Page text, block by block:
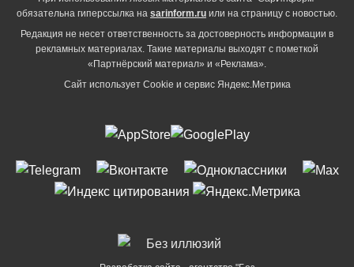
обязательна гиперссылка на sarinform.ru или на страницу с новостью.
Редакция не несет ответственность за достоверность информации в
рекламных материалах. Такие материалы выходят с пометкой
«Партнёрский материал» и «Реклама».
Сайт использует Cookie и сервиc Яндекс.Метрика